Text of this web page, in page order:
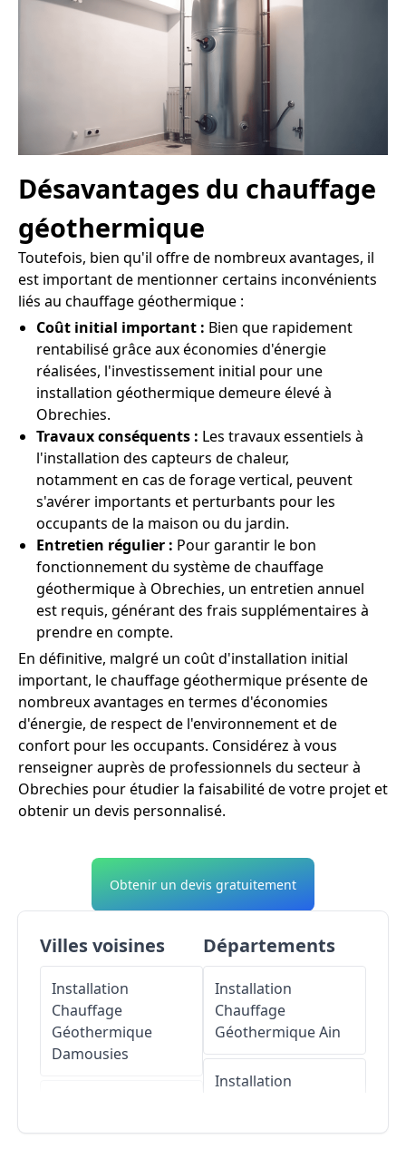
Désavantages du chauffage
géothermique
Toutefois, bien qu'il offre de nombreux avantages, il
est important de mentionner certains inconvénients
liés au chauffage géothermique :
Coût initial important : Bien que rapidement
rentabilisé grâce aux économies d'énergie
réalisées, l'investissement initial pour une
installation géothermique demeure élevé à
Obrechies.
Travaux conséquents : Les travaux essentiels à
l'installation des capteurs de chaleur,
notamment en cas de forage vertical, peuvent
s'avérer importants et perturbants pour les
occupants de la maison ou du jardin.
Entretien régulier : Pour garantir le bon
fonctionnement du système de chauffage
géothermique à Obrechies, un entretien annuel
est requis, générant des frais supplémentaires à
prendre en compte.
En définitive, malgré un coût d'installation initial
important, le chauffage géothermique présente de
nombreux avantages en termes d'économies
d'énergie, de respect de l'environnement et de
confort pour les occupants. Considérez à vous
renseigner auprès de professionnels du secteur à
Obrechies pour étudier la faisabilité de votre projet et
obtenir un devis personnalisé.
Obtenir un devis gratuitement
Villes voisines
Installation
Chauffage
Géothermique
Damousies
Départements
Installation
Chauffage
GéothermiqueAin
Installation